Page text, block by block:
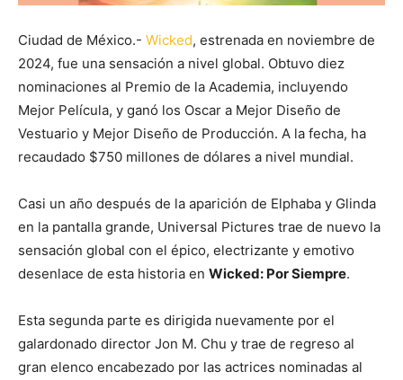
Ciudad de México.- Wicked, estrenada en noviembre de
2024, fue una sensación a nivel global. Obtuvo diez
nominaciones al Premio de la Academia, incluyendo
Mejor Película, y ganó los Oscar a Mejor Diseño de
Vestuario y Mejor Diseño de Producción. A la fecha, ha
recaudado $750 millones de dólares a nivel mundial.
Casi un año después de la aparición de Elphaba y Glinda
en la pantalla grande, Universal Pictures trae de nuevo la
sensación global con el épico, electrizante y emotivo
desenlace de esta historia en Wicked: Por Siempre.
Esta segunda parte es dirigida nuevamente por el
galardonado director Jon M. Chu y trae de regreso al
gran elenco encabezado por las actrices nominadas al